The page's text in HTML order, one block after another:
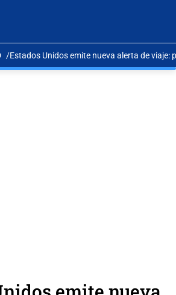
Estados Unidos emite nueva alerta de viaje: